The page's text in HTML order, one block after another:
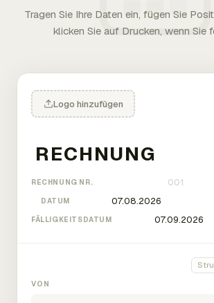
Tragen Sie Ihre Daten ein, fügen Sie
klicken Sie auf Drucken, wenn Sie
Logo hinzufügen
RECHNUNG NR.
DATUM
FÄLLIGKEITSDATUM
VON